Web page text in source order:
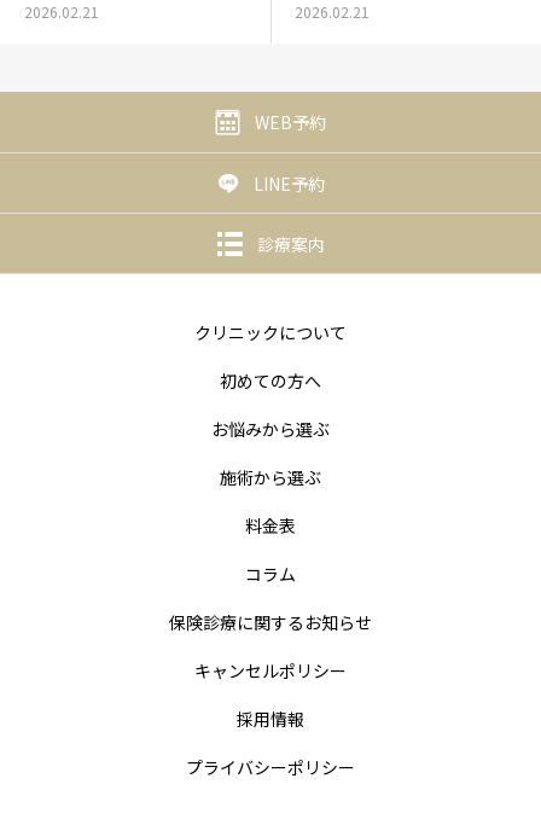
2026.02.21 2026.02.21
WEB予約
LINE予約
診療案内
クリニックについて
初めての方へ
お悩みから選ぶ
施術から選ぶ
料金表
コラム
保険診療に関するお知らせ
キャンセルポリシー
採用情報
プライバシーポリシー